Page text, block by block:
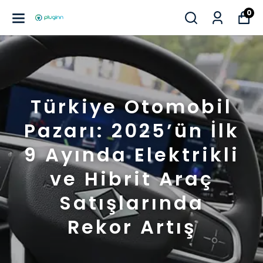
0
Türkiye Otomobil
Pazarı: 2025’ün İlk
9 Ayında Elektrikli
ve Hibrit Araç
Satışlarında
Rekor Artış